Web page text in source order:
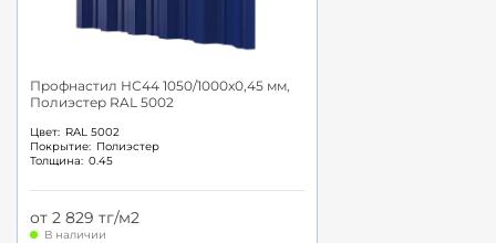
Профнастил НС44 1050/1000x0,45 мм,
Полиэстер RAL 5002
Цвет: RAL 5002
Покрытие: Полиэстер
Толщина: 0.45
от 2 829 тг/м2
В наличии